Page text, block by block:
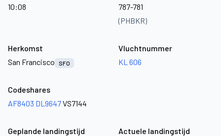
10:08
787-781
(PHBKR)
Herkomst
San Francisco
SFO
Vluchtnummer
KL 606
Codeshares
AF8403 DL9647VS7144
Geplande landingstijd
Actuele landingstijd